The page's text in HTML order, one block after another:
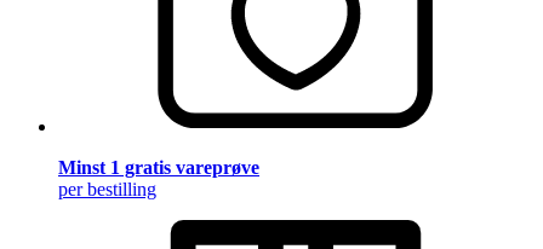
Minst 1 gratis vareprøve
per bestilling